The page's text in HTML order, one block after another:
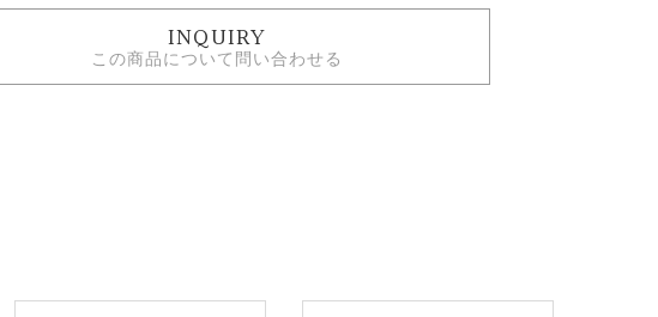
INQUIRY
この商品について問い合わせる